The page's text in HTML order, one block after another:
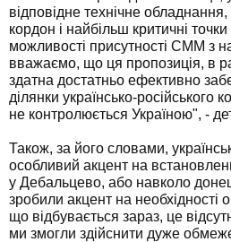
відповідне технічне
кордон і найбільш критичні точки
можливості присутності СММ з
вважаємо, що ця пропозиція, в
здатна достатньо ефективно
ділянки українсько-російського
не контролюється Україною", -
Також, за його словами,
особливий акцент на
у Дебальцево, або навколо
зробили акцент на необхідності
що відбувається зараз, це
ми змогли здійснити дуже